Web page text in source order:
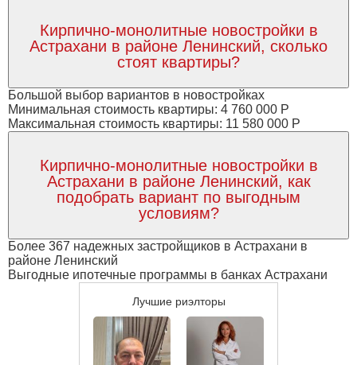
Кирпично-монолитные новостройки в
Астрахани в районе Ленинский, сколько
стоят квартиры?
Большой выбор вариантов в новостройках
Минимальная стоимость квартиры: 4 760 000 Р
Максимальная стоимость квартиры: 11 580 000 Р
Кирпично-монолитные новостройки в
Астрахани в районе Ленинский, как
подобрать вариант по выгодным
условиям?
Более 367 надежных застройщиков в Астрахани в
районе Ленинский
Выгодные ипотечные программы в банках Астрахани
Лучшие риэлторы